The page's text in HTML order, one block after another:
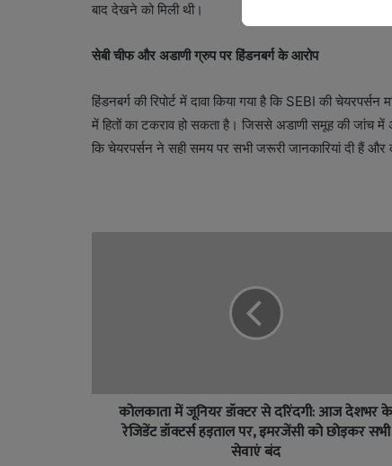
बाद देखने को मिली थी।
सेबी चीफ और अडाणी ग्रुप पर हिंडनबर्ग के आरोप
हिंडनबर्ग की रिपोर्ट में दावा किया गया है कि SEBI की
में हितों का टकराव हो सकता है। जिससे अडाणी समूह की जांच
कि चेयरपर्सन ने सही समय पर सभी जरूरी जानकारियां दी हैं और
कोलकाता में जूनियर डॉक्टर से दरिंदगी: आज देशभर के
रेजिडेंट डॉक्टर्स हड़ताल पर, इमरजेंसी को छोड़कर सभी
सेवाएं बंद